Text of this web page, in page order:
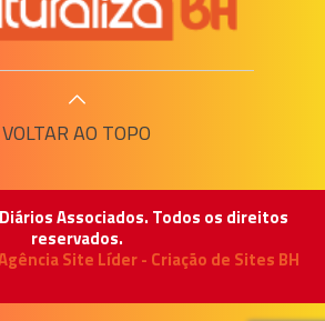
VOLTAR AO TOPO
Associados. Todos os direitos
reservados.
Site Líder - Criação de Sites BH